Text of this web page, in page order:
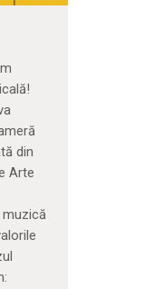
din
Arte